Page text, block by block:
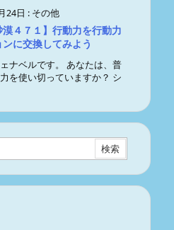
24日 : その他
漠４７１】行動力を行動力
に交換してみよう
ナベルです。 あなたは、普
を使い切っていますか？ シ